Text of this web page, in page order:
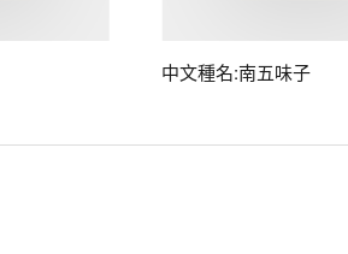
中文種名:南五味子